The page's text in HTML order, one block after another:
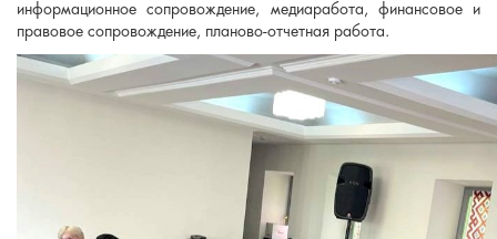
информационное сопровождение, медиаработа, финансовое и
правовое сопровождение, планово-отчетная работа.